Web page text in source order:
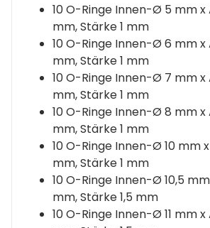
10 O-Ringe Innen-Ø 5 mm
mm, Stärke 1 mm
10 O-Ringe Innen-Ø 6 mm
mm, Stärke 1 mm
10 O-Ringe Innen-Ø 7 mm
mm, Stärke 1 mm
10 O-Ringe Innen-Ø 8 mm x
mm, Stärke 1 mm
10 O-Ringe Innen-Ø 10 mm
mm, Stärke 1 mm
10 O-Ringe Innen-Ø 10,5
mm, Stärke 1,5 mm
10 O-Ringe Innen-Ø 11 mm